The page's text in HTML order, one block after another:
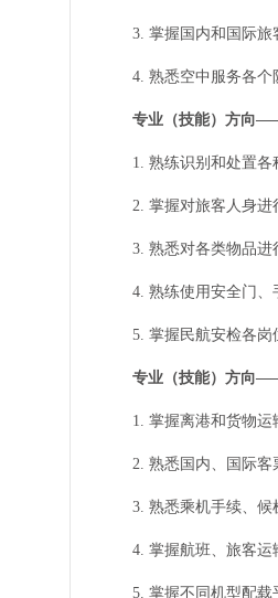
3. 掌握国内和国际旅
4. 熟悉空中服务各个阶
专业（技能）方向——
1. 熟练识别和处置各
2. 掌握对旅客人身进行
3. 熟悉对各类物品进行
4. 熟练使用安全门、手
5. 掌握民航安检各岗位
专业（技能）方向——
1. 掌握离港和货物运
2. 熟悉国内、国际客
3. 熟悉乘机手续、候机
4. 掌握航班、旅客运输
5. 掌握不同机型配载